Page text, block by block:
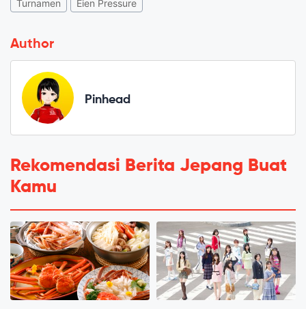
Turnamen Eien Pressure
Author
Pinhead
Rekomendasi Berita Jepang Buat
Kamu